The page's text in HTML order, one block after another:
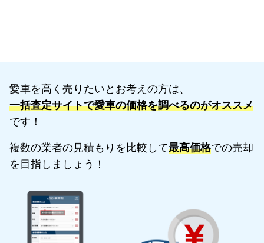
愛車を高く売りたいとお考えの方は、
一括査定サイトで愛車の価格を調べるのがオススメ
です！
複数の業者の見積もりを比較して最高価格での売却
を目指しましょう！